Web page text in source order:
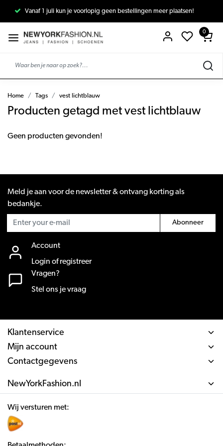
Vanaf 1 juli kun je voorlopig geen bestellingen meer plaatsen!
0
Home Tags vest lichtblauw
Producten getagd met vest lichtblauw
Geen producten gevonden!
Meld je aan voor de newsletter & ontvang korting als
bedankje.
Abonneer
Account
Login of registreer
Vragen?
Stel ons je vraag
Klantenservice
Mijn account
Contactgegevens
NewYorkFashion.nl
Wij versturen met: